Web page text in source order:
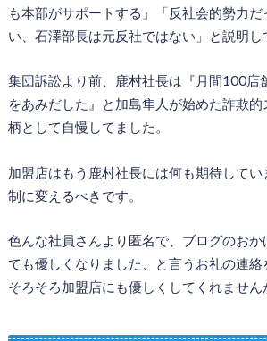
も本部がサポートする」「反社会的勢力
い、石澤部長は元反社ではない」と説明し
集団訴訟より前、鹿村社長は『月間100店
をあみだした』と加島隼人が始めた詐欺
柄として自慢してました。
加盟店はもう鹿村社長には何も期待して
制に変えるべきです。
色んな社員さんより匿名で、ブログのおか
ても優しくなりました、と言うお礼の連絡
そろそろ加盟店にも優しくしてくれません